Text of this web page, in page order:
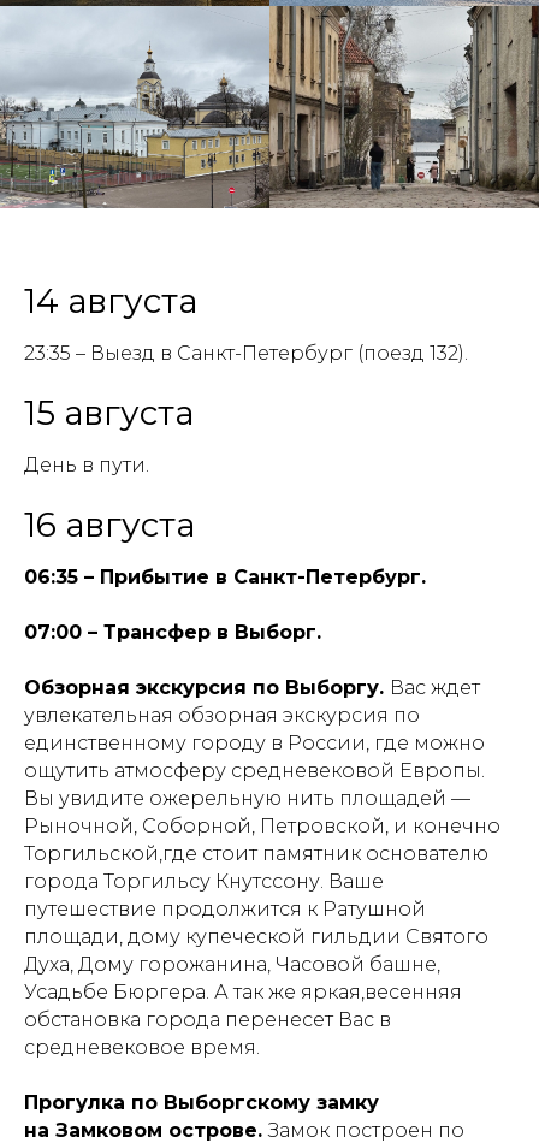
14 августа
23:35 – Выезд в Санкт-Петербург (поезд 132).
15 августа
День в пути.
16 августа
06:35 – Прибытие в Санкт-Петербург.
07:00 – Трансфер в Выборг.
Обзорная экскурсия по Выборгу. Вас ждет
увлекательная обзорная экскурсия по
единственному городу в России, где можно
ощутить атмосферу средневековой Европы.
Вы увидите ожерельную нить площадей —
Рыночной, Соборной, Петровской, и конечно
Торгильской,где стоит памятник основателю
города Торгильсу Кнутссону. Ваше
путешествие продолжится к Ратушной
площади, дому купеческой гильдии Святого
Духа, Дому горожанина, Часовой башне,
Усадьбе Бюргера. А так же яркая,весенняя
обстановка города перенесет Вас в
средневековое время.
Прогулка по Выборгскому замку
на Замковом острове.Замок построен по